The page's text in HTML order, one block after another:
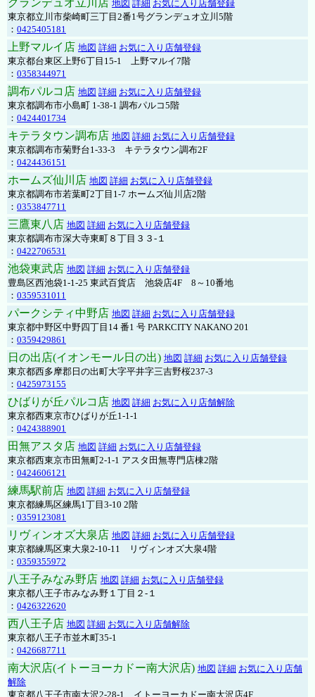
グランデュオ立川店 地図 詳細 お気に入り店舗登録
東京都立川市柴崎町三丁目2番1号グランデュオ立川5階
： 0425405181
上野マルイ店 地図 詳細 お気に入り店舗登録
東京都台東区上野6丁目15-1 上野マルイ7階
： 0358344971
調布パルコ店 地図 詳細 お気に入り店舗登録
東京都調布市小島町 1-38-1 調布パルコ5階
： 0424401734
キテラタウン調布店 地図 詳細 お気に入り店舗登録
東京都調布市菊野台1-33-3 キテラタウン調布2F
： 0424436151
ホームズ仙川店 地図 詳細 お気に入り店舗登録
東京都調布市若葉町2丁目1-7 ホームズ仙川店2階
： 0353847711
三鷹東八店 地図 詳細 お気に入り店舗登録
東京都調布市深大寺東町８丁目３３-１
： 0422706531
池袋東武店 地図 詳細 お気に入り店舗登録
豊島区西池袋1-1-25 東武百貨店 池袋店4F 8～10番地
： 0359531011
パークシティ中野店 地図 詳細 お気に入り店舗登録
東京都中野区中野四丁目14 番1 号 PARKCITY NAKANO 201
： 0359429861
日の出店(イオンモール日の出) 地図 詳細 お気に入り店舗登録
東京都西多摩郡日の出町大字平井字三吉野桜237-3
： 0425973155
ひばりが丘パルコ店 地図 詳細 お気に入り店舗解除
東京都西東京市ひばりが丘1-1-1
： 0424388901
田無アスタ店 地図 詳細 お気に入り店舗登録
東京都西東京市田無町2-1-1 アスタ田無専門店棟2階
： 0424606121
練馬駅前店 地図 詳細 お気に入り店舗登録
東京都練馬区練馬1丁目3-10 2階
： 0359123081
リヴィンオズ大泉店 地図 詳細 お気に入り店舗登録
東京都練馬区東大泉2-10-11 リヴィンオズ大泉4階
： 0359355972
八王子みなみ野店 地図 詳細 お気に入り店舗登録
東京都八王子市みなみ野１丁目２-１
： 0426322620
西八王子店 地図 詳細 お気に入り店舗解除
東京都八王子市並木町35-1
： 0426687711
南大沢店(イトーヨーカドー南大沢店) 地図 詳細 お気に入り店舗
解除
東京都八王子市南大沢2-28-1 イトーヨーカドー南大沢店4F